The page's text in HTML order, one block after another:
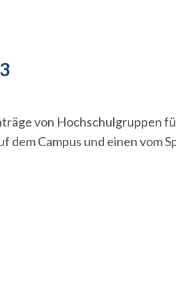
von Hochschulgruppen
Campus und einen vom